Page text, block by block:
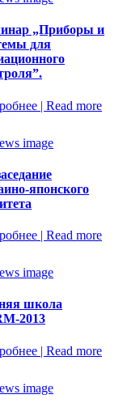
„Приборы и
для
| Read more
японского
| Read more
школа
2013
| Read more